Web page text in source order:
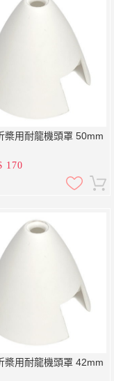
槳用耐龍機頭罩 50mm
170
槳用耐龍機頭罩 42mm